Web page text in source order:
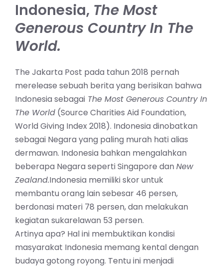
Indonesia, The Most
Generous Country In The
World.
The Jakarta Post pada tahun 2018 pernah
merelease sebuah berita yang berisikan bahwa
Indonesia sebagai The Most Generous Country In
The World (Source Charities Aid Foundation,
World Giving Index 2018). Indonesia dinobatkan
sebagai Negara yang paling murah hati alias
dermawan. Indonesia bahkan mengalahkan
beberapa Negara seperti Singapore dan New
Zealand.Indonesia memiliki skor untuk
membantu orang lain sebesar 46 persen,
berdonasi materi 78 persen, dan melakukan
kegiatan sukarelawan 53 persen.
Artinya apa? Hal ini membuktikan kondisi
masyarakat Indonesia memang kental dengan
budaya gotong royong. Tentu ini menjadi